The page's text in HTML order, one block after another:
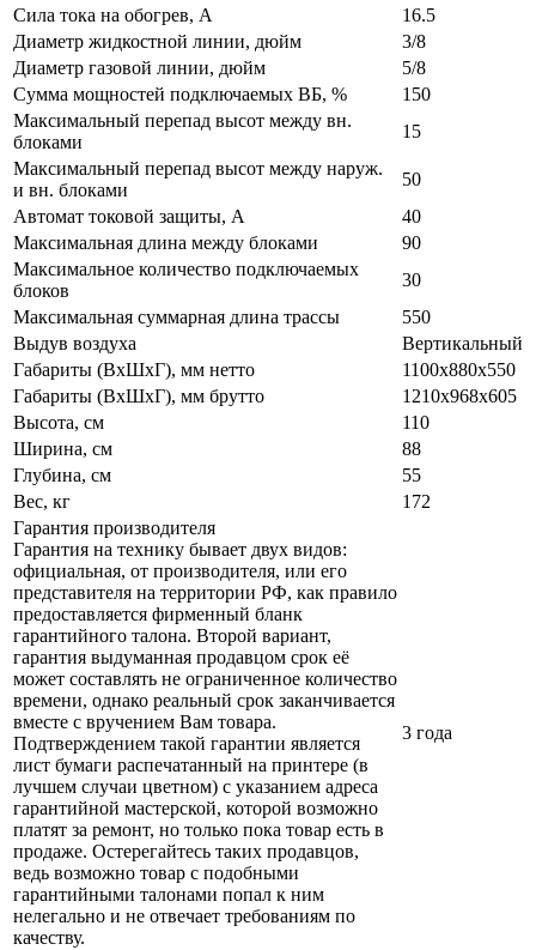
Сила тока на обогрев, А
16.5
Диаметр жидкостной линии, дюйм
3/8
Диаметр газовой линии, дюйм
5/8
Сумма мощностей подключаемых ВБ, %
150
Максимальный перепад высот между вн.
блоками
15
Максимальный перепад высот между наруж.
и вн. блоками
50
Автомат токовой защиты, A
40
Максимальная длина между блоками
90
Максимальное количество подключаемых
блоков
30
Максимальная суммарная длина трассы
550
Выдув воздуха
Вертикальный
Габариты (ВxШxГ), мм нетто
1100х880х550
Габариты (ВxШxГ), мм брутто
1210х968х605
Высота, см
110
Ширина, см
88
Глубина, см
55
Вес, кг
172
Гарантия производителя
Гарантия на технику бывает двух видов:
официальная, от производителя, или его
представителя на территории РФ, как правило
предоставляется фирменный бланк
гарантийного талона. Второй вариант,
гарантия выдуманная продавцом срок её
может составлять не ограниченное количество
времени, однако реальный срок заканчивается
вместе с вручением Вам товара.
Подтверждением такой гарантии является
лист бумаги распечатанный на принтере (в
лучшем случаи цветном) с указанием адреса
гарантийной мастерской, которой возможно
платят за ремонт, но только пока товар есть в
продаже. Остерегайтесь таких продавцов,
ведь возможно товар с подобными
гарантийными талонами попал к ним
нелегально и не отвечает требованиям по
качеству.
3 года